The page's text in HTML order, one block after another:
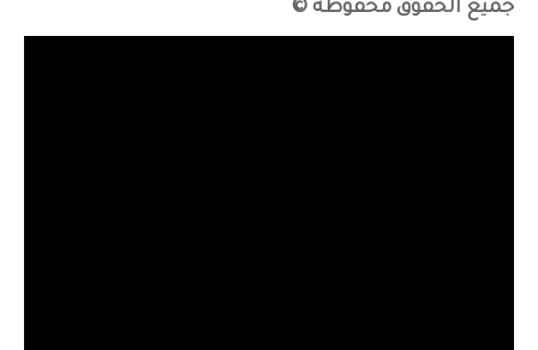
جميع الحقوق محفوظه ©